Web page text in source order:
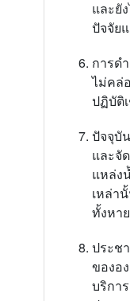
และยั
ปัจจัย
การด
ไม่คล่
ปฏิบัติ
ปัจจุบั
และจั
แหล่ง
เหล่า
ทั้งหา
ประช
ของอ
บริกา